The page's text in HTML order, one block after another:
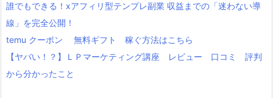
誰でもできる！xアフィリ型テンプレ副業 収益までの「迷わない導
線」を完全公開！
temu クーポン 無料ギフト 稼ぐ方法はこちら
【ヤバい！？】ＬＰマーケティング講座 レビュー 口コミ 評判
から分かったこと